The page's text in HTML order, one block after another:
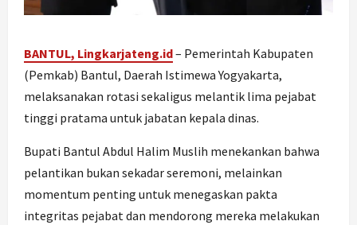
BANTUL, Lingkarjateng.id– Pemerintah Kabupaten
(Pemkab) Bantul, Daerah Istimewa Yogyakarta,
melaksanakan rotasi sekaligus melantik lima pejabat
tinggi pratama untuk jabatan kepala dinas.
Bupati Bantul Abdul Halim Muslih menekankan bahwa
pelantikan bukan sekadar seremoni, melainkan
momentum penting untuk menegaskan pakta
integritas pejabat dan mendorong mereka melakukan